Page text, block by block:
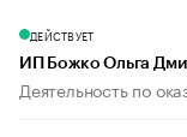
ДЕЙСТВУЕТ
ИП Божко Ольга
Деятельность по